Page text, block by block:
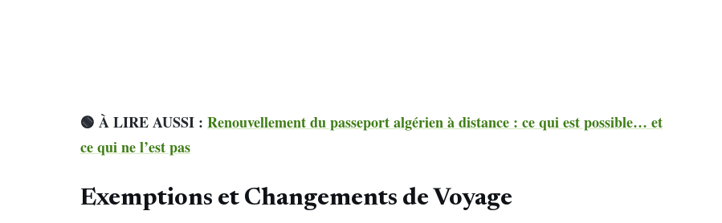
🟢 À LIRE AUSSI : Renouvellement du passeport algérien à distance : ce qui est possible… et
ce qui ne l’est pas
Exemptions et Changements de Voyage